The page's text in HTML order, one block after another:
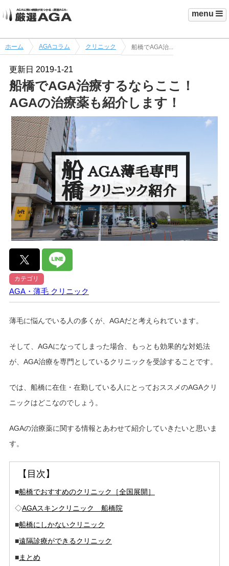
menu
ホーム AGAコラム クリニック 船橋でAGA治...
更新日 2019-1-21
船橋でAGA治療するならここ！
AGAの治療薬も紹介します！
カテゴリ
AGA・薄毛 クリニック
薄毛に悩んでいる人の多くが、AGAだと考えられています。
そして、AGAになってしまった場合、もっとも効果的な対処法
が、AGA治療を専門としているクリニックを受診することです。
では、船橋に在住・在勤している人にとっておススメのAGAクリ
ニックはどこなのでしょう。
AGAの治療薬に関する情報とあわせて紹介していきたいと思いま
す。
【目次】
■船橋でおすすめのクリニック［全国展開］
◇AGAスキンクリニック 船橋院
■船橋にしかないクリニック
■遠隔診療ができるクリニック
■まとめ